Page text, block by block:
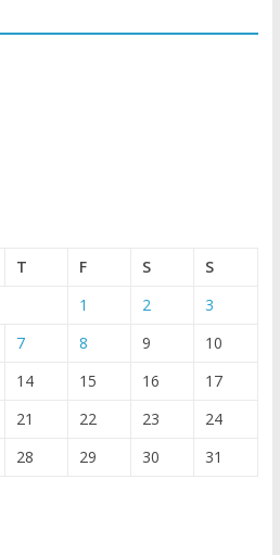
T F S
S
1
2
3
7 8 9
10
14 15 16
17
21 22 23
24
28 29 30 31